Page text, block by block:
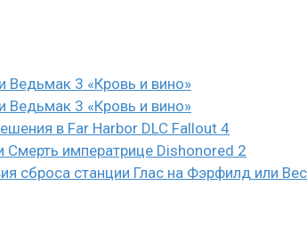
Ведьмак 3 «Кровь и вино»
Ведьмак 3 «Кровь и вино»
в Far Harbor DLC Fallout 4
Смерть императрице Dishonored 2
сброса станции Глас на Фэрфилд или